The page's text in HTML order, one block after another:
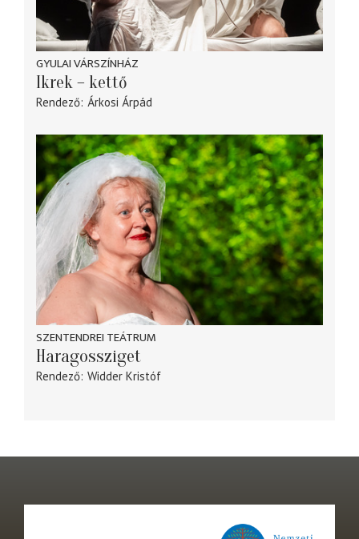
GYULAI VÁRSZÍNHÁZ
Ikrek – kettő
Rendező Árkosi Árpád
SZENTENDREI TEÁTRUM
Haragossziget
Rendező Widder Kristóf